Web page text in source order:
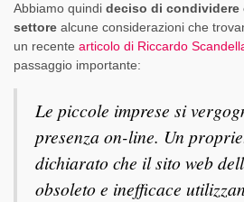
Abbiamo quindi deciso di
settore alcune considerazioni che
un recente articolo di Riccardo
passaggio importante:
Le piccole imprese si
presenza on-line. Un
dichiarato che il sito web
obsoleto e inefficace